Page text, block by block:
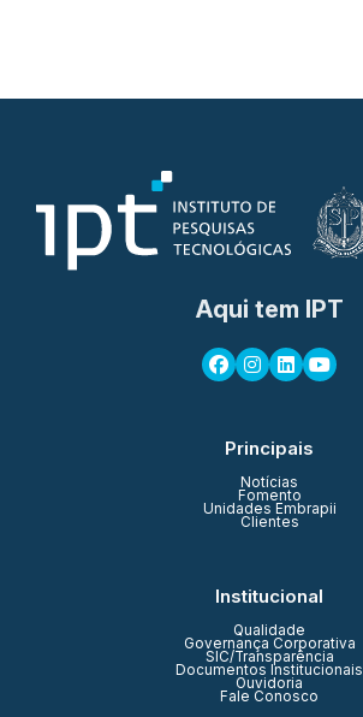
Aqui tem IPT
Principais
Notícias
Fomento
Unidades Embrapii
Clientes
Institucional
Qualidade
Governança Corporativa
SIC/Transparência
Documentos Institucionais
Ouvidoria
Fale Conosco